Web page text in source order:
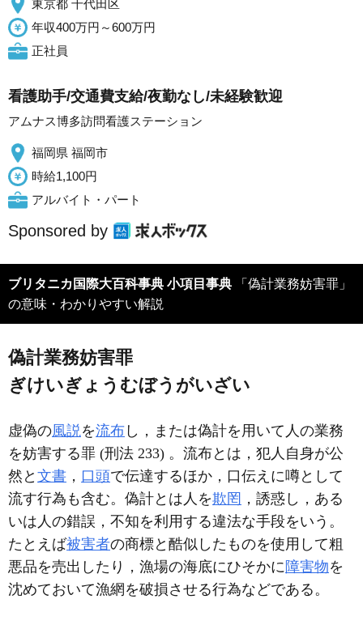
東京都 千代田区
年収400万円～600万円
正社員
看護助手/交通費支給/夜勤なし/未経験歓迎
アムナス博多訪問看護ステーション
福岡県 福岡市
時給1,100円
アルバイト・パート
Sponsored by
ブリタニカ国際大百科事典 小項目事典 「偽計業務妨害罪」
の意味・わかりやすい解説
偽計業務妨害罪
ぎけいぎょうむぼうがいざい
虚偽の風説を流布 し，または偽計を用いて人の業務
を妨害する罪 (刑法 233) 。流布とは，犯人自身が公
然と 文書 ， 口頭で伝達するほか，口伝えに噂として
流す行為も含む。偽計とは人を欺罔 ，誘惑し，ある
いは人の錯誤，不知を利用する違法な手段をいう。
たとえば被害者の商標と酷似したものを使用して粗
悪品を売出したり，漁場の海底にひそかに障害物を
沈めておいて漁網を破損させる行為などである。